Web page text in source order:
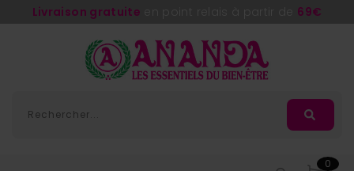
Livraison gratuite 69€
0